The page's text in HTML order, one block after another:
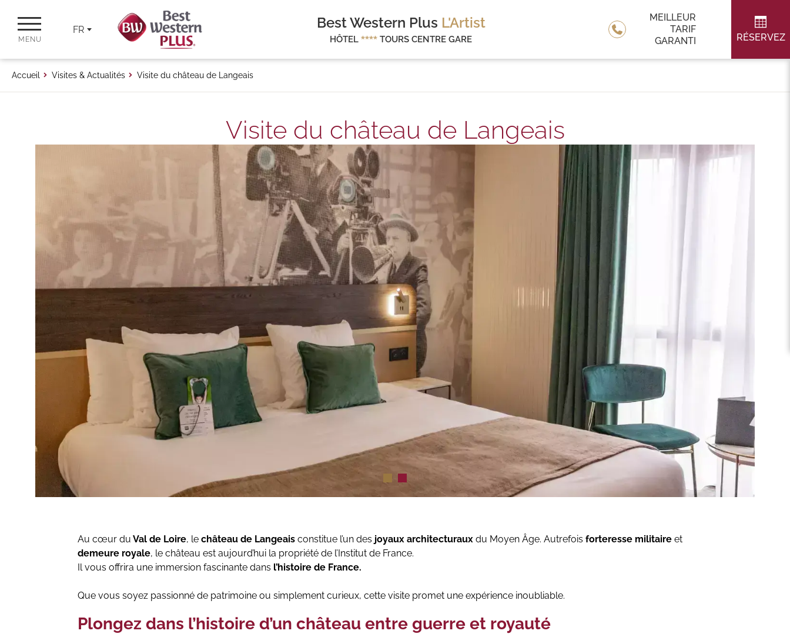
MENU
FR Best Western Plus L'Artist
HÔTEL **** TOURS CENTRE GARE
MEILLEUR
TARIF
GARANTI
RÉSERVEZ
Accueil Visites & Actualités Visite du château de Langeais
Visite du château de Langeais
Au cœur du Val de Loire, le château de Langeais constitue l’un des joyaux architecturaux du Moyen Âge. Autrefois forteresse militaire et
demeure royale, le château est aujourd’hui la propriété de l’Institut de France.
Il vous offrira une immersion fascinante dans l’histoire de France.
Que vous soyez passionné de patrimoine ou simplement curieux, cette visite promet une expérience inoubliable.
Plongez dans l’histoire d’un château entre guerre et royauté